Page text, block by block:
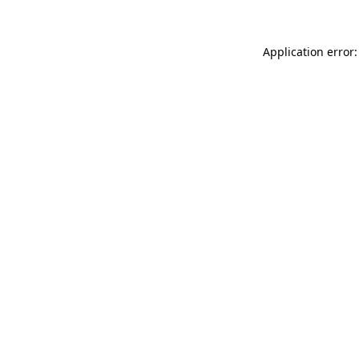
Application